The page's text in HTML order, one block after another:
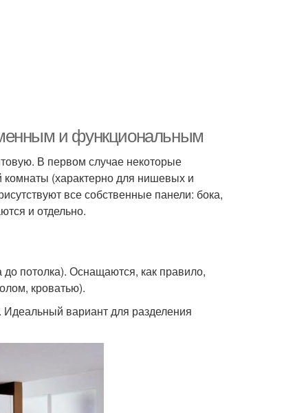
и функциональным
В первом случае некоторые
комнаты (характерно для нишевых и
все собственные панели: бока,
и отдельно.
потолка). Оснащаются, как правило,
кроватью).
вариант для разделения